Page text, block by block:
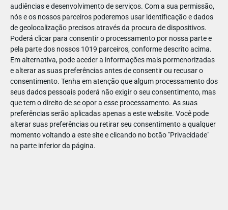
audiências e desenvolvimento de serviços. Com a sua permissão,
nós e os nossos parceiros poderemos usar identificação e dados
de geolocalização precisos através da procura de dispositivos.
Poderá clicar para consentir o processamento por nossa parte e
pela parte dos nossos 1019 parceiros, conforme descrito acima.
Em alternativa, pode aceder a informações mais pormenorizadas
e alterar as suas preferências antes de consentir ou recusar o
consentimento. Tenha em atenção que algum processamento dos
seus dados pessoais poderá não exigir o seu consentimento, mas
que tem o direito de se opor a esse processamento. As suas
preferências serão aplicadas apenas a este website. Você pode
alterar suas preferências ou retirar seu consentimento a qualquer
momento voltando a este site e clicando no botão "Privacidade"
na parte inferior da página.
23
879611391470114